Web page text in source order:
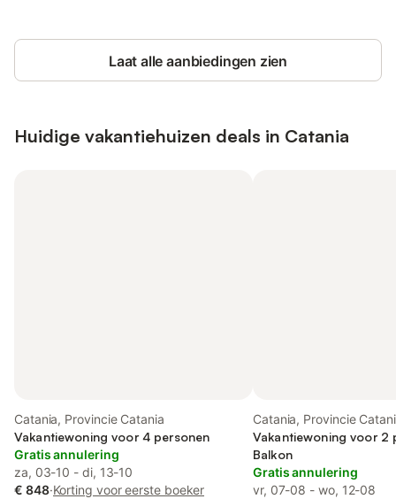
Laat alle aanbiedingen zien
Huidige vakantiehuizen deals in Catania
Catania, Provincie Catania
Vakantiewoning voor 4 personen
Gratis annulering
za, 03-10 - di, 13-10
€ 848·Korting voor eerste boeker
Catania, Provincie
Vakantiewoning voor 2
Balkon
Gratis annulering
vr, 07-08 - wo, 12-08